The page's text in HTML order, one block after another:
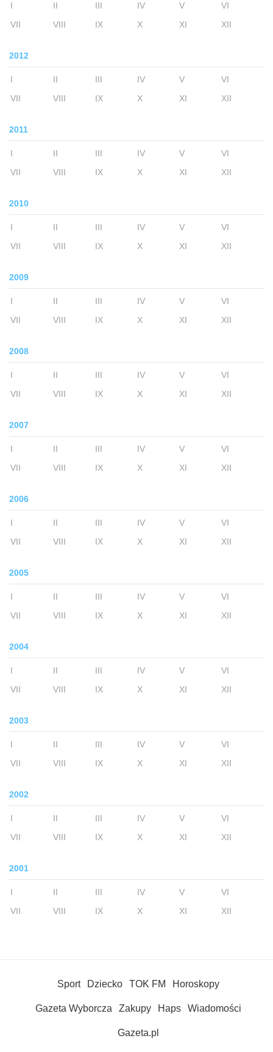
I II III IV V
VI
VII
VIII IX X XI XII
2012
I II III IV V
VI
VII
VIII IX X XI XII
2011
I II III IV V
VI
VII
VIII IX X XI XII
2010
I II III IV V
VI
VII
VIII IX X XI XII
2009
I II III IV V
VI
VII
VIII IX X XI XII
2008
I II III IV V
VI
VII
VIII IX X XI XII
2007
I II III IV V
VI
VII
VIII IX X XI XII
2006
I II III IV V
VI
VII
VIII IX X XI XII
2005
I II III IV V
VI
VII
VIII IX X XI XII
2004
I II III IV V
VI
VII
VIII IX X XI XII
2003
I II III IV V
VI
VII
VIII IX X XI XII
2002
I II III IV V
VI
VII
VIII IX X XI XII
2001
I II III IV V
VI
VII
VIII IX X XI XII
Sport Dziecko TOK FM Horoskopy
Gazeta Wyborcza Zakupy Haps Wiadomości
Gazeta.pl